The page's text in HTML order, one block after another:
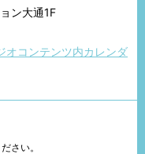
ン大通1F
オコンテンツ内カレンダ
さい。